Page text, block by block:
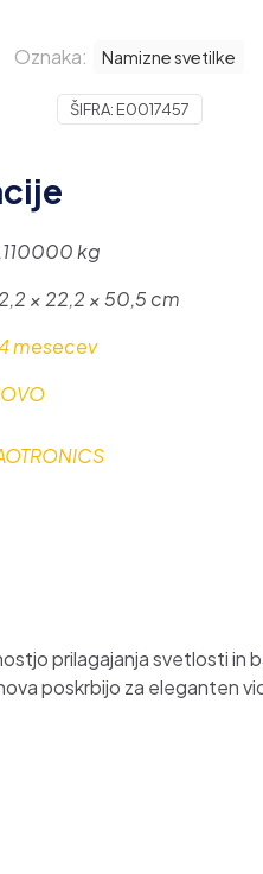
Oznaka: Namizne svetilke
ŠIFRA: E0017457
kg
× 22,2 × 50,5 cm
mesecev
prilagajanja svetlosti in
poskrbijo za eleganten